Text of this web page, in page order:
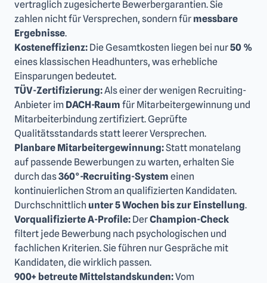
vertraglich zugesicherte Bewerbergarantien. Sie
zahlen nicht für Versprechen, sondern für messbare
Ergebnisse.
Kosteneffizienz: Die Gesamtkosten liegen bei nur50 %
eines klassischen Headhunters, was erhebliche
Einsparungen bedeutet.
TÜV-Zertifizierung:Als einer der wenigen Recruiting-
Anbieter im DACH-Raum für Mitarbeitergewinnung und
Mitarbeiterbindung zertifiziert. Geprüfte
Qualitätsstandards statt leerer Versprechen.
Planbare Mitarbeitergewinnung:Statt monatelang
auf passende Bewerbungen zu warten, erhalten Sie
durch das360°-Recruiting-System einen
kontinuierlichen Strom an qualifizierten Kandidaten.
Durchschnittlich unter 5 Wochen bis zur Einstellung.
Vorqualifizierte A-Profile: DerChampion-Check
filtert jede Bewerbung nach psychologischen und
fachlichen Kriterien. Sie führen nur Gespräche mit
Kandidaten, die wirklich passen.
900+ betreute Mittelstandskunden:Vom